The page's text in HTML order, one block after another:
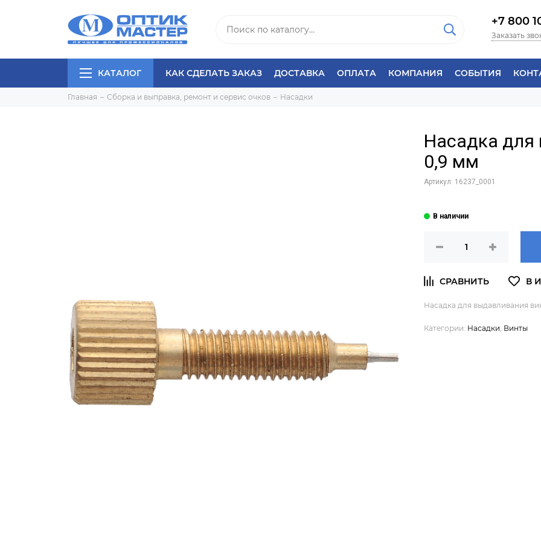
+7 800
Заказать
КАТАЛОГ КАК СДЕЛАТЬ ЗАКАЗ ДОСТАВКА ОПЛАТА КОМПАНИЯ СОБЫТИЯ
Главная Сборка и выправка, ремонт и сервис очков Насадки
Насадка для
0,9 мм
Артикул: 16237_0001
Насадка для выдавливания
Категории: Насадки Винты